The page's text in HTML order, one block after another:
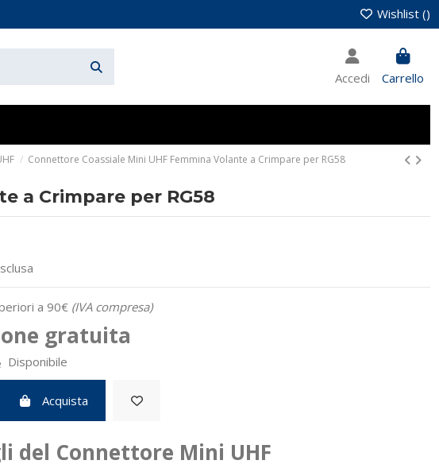
Wishlist ()
Accedi Carrello
Connettore Coassiale Mini UHF Femmina Volante a Crimpare per RG58
a Crimpare per RG58
a 90€ (IVA compresa)
gratuita
Disponibile
Acquista
del Connettore Mini UHF